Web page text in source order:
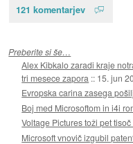
121 komentarjev
Preberite si še…
Alex Kibkalo zaradi kraje
tri mesece zapora :: 15. jun
Evropska carina zasega
Boj med Microsoftom in i4i
Voltage Pictures toži pet
Microsoft vnovič izgubil